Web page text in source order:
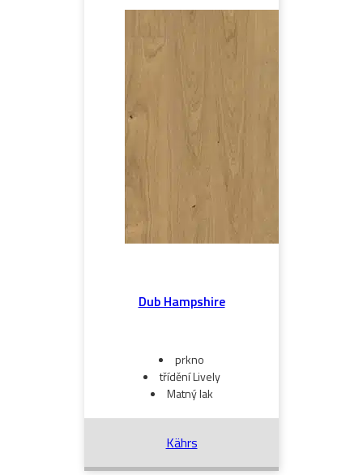
Dub Hampshire
prkno
třídění Lively
Matný lak
Kährs